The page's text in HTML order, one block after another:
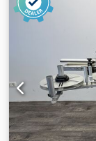
150 mm
Video kan